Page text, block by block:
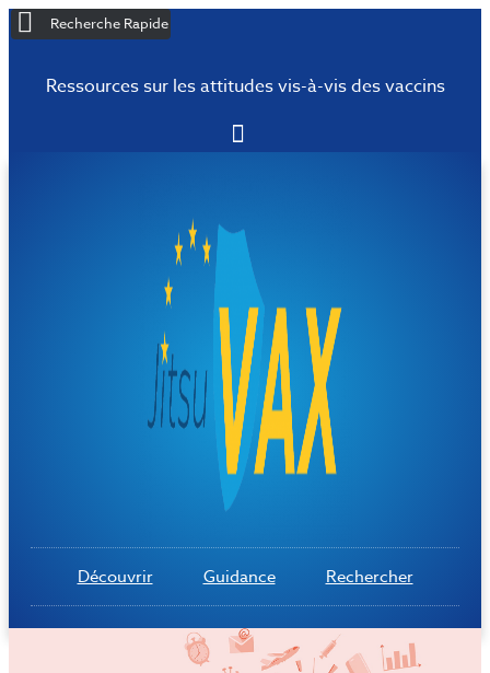
Recherche Rapide
Ressources sur les attitudes vis-à-vis des vaccins
Découvrir Guidance Rechercher